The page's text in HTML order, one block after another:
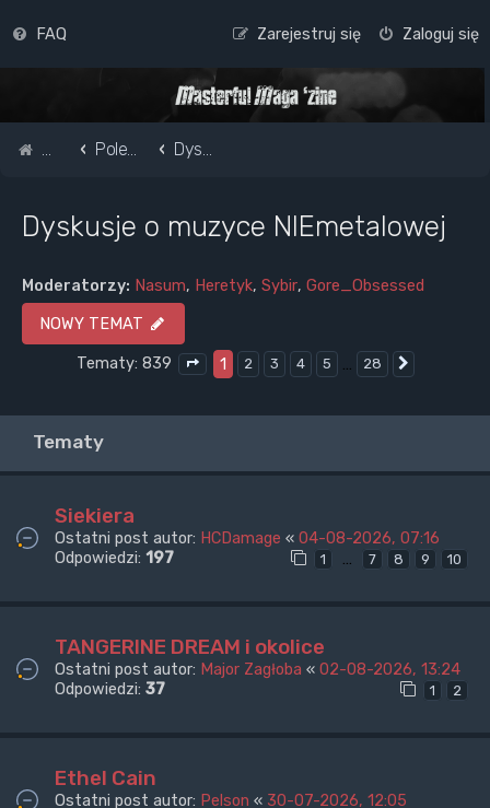
FAQ Zaloguj się
Zarejestruj się
Strona główna
Pole do popisu... Dyskusje o muzyce NIEmetalowej
Dyskusje o muzyce NIEmetalowej
Moderatorzy: Nasum, Heretyk, Sybir, Gore_Obsessed
NOWY TEMAT
Tematy: 839
Strona1 z28
1 2 3 4 5 … 28
Tematy
Siekiera
Ostatni post autor: HCDamage « 04-08-2026, 07:16
Odpowiedzi: 197 1 … 7 8 9 10
TANGERINE DREAM i okolice
Ostatni post autor: Major Zagłoba « 02-08-2026, 13:24
Odpowiedzi: 37 1 2
Ethel Cain
Ostatni post autor: Pelson « 30-07-2026, 12:05